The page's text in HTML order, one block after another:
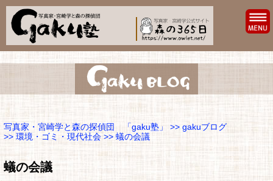
写真家・宮崎学と森の探偵団 「gaku塾」 >> gakuブログ
>> 環境・ゴミ・現代社会 >> 蟻の会議
蟻の会議